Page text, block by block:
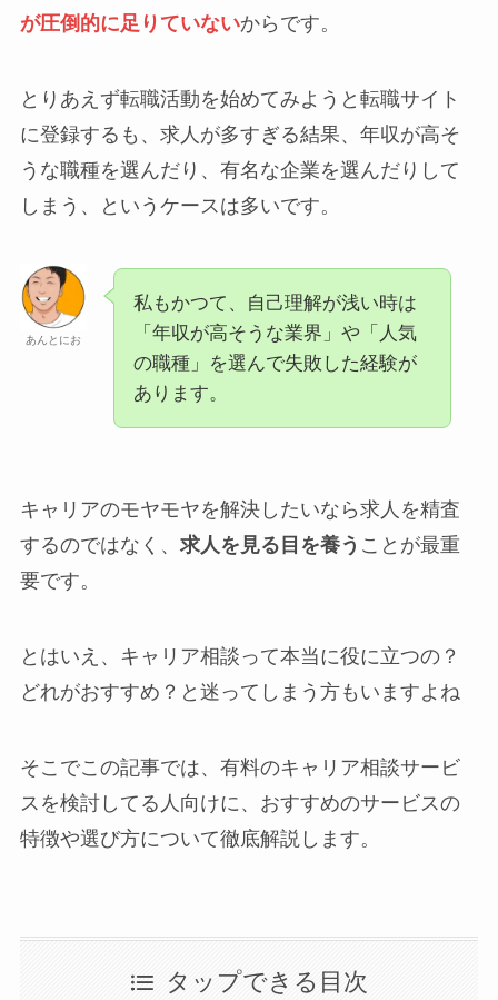
が圧倒的に足りていないからです。
とりあえず転職活動を始めてみようと転職サイト
に登録するも、求人が多すぎる結果、年収が高そ
うな職種を選んだり、有名な企業を選んだりして
しまう、というケースは多いです。
あんとにお
私もかつて、自己理解が浅い時は
「年収が高そうな業界」や「人気
の職種」を選んで失敗した経験が
あります。
キャリアのモヤモヤを解決したいなら求人を精査
するのではなく、 求人を見る目を養う ことが最重
要です。
とはいえ、キャリア相談って本当に役に立つの？
どれがおすすめ？と迷ってしまう方もいますよね
そこでこの記事では、有料のキャリア相談サービ
スを検討してる人向けに、おすすめのサービスの
特徴や選び方について徹底解説します。
タップできる目次